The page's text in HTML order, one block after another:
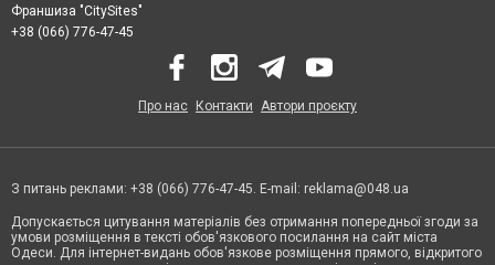
Франшиза "CitySites"
+38 (066) 776-47-45
Про нас Контакти Автори проєкту
З питань реклами: +38 (066) 776-47-45. E-mail: reklama@048.ua
Допускається цитування матеріалів без отримання попередньої згоди за
умови розміщення в тексті обов'язкового посилання на сайт міста
Одеси. Для інтернет-видань обов'язкове розміщення прямого, відкритого